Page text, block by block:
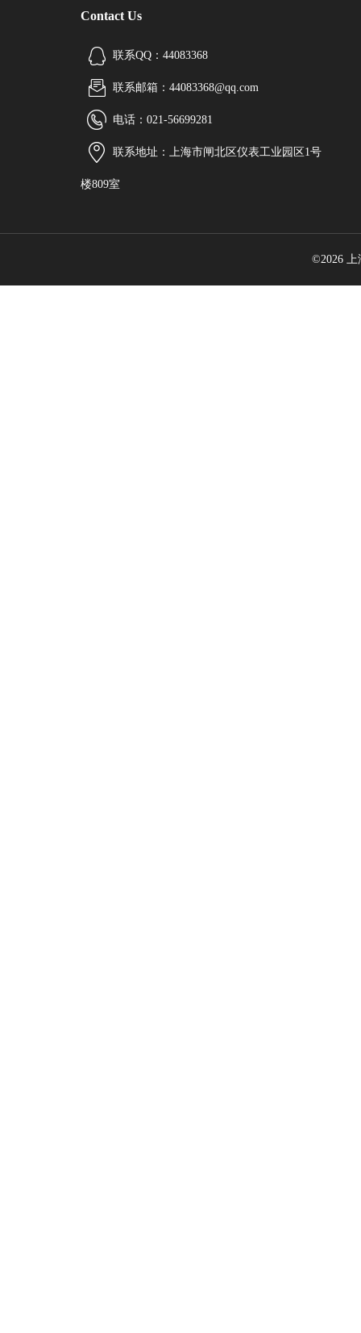
Contact Us
联系QQ：44083368
联系邮箱：44083368@qq.com
电话：021-56699281
联系地址：上海市闸北区仪表工业园区1号
楼809室
©2026